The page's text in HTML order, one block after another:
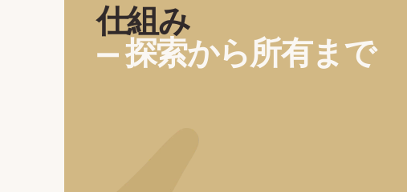
仕組み
— 探索から所有まで